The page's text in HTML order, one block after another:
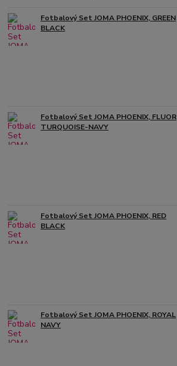
Fotbalový Set JOMA PHOENIX, GREEN
BLACK
Fotbalový Set JOMA PHOENIX, FLUOR
TURQUOISE-NAVY
Fotbalový Set JOMA PHOENIX, RED
BLACK
Fotbalový Set JOMA PHOENIX, ROYAL
NAVY